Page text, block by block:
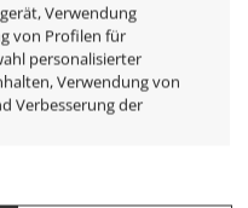
Verwendung
von Profilen für
personalisierter
Verwendung von
Verbesserung der